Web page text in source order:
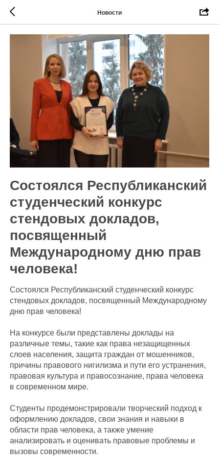
Новости
Состоялся Республиканский
студенческий конкурс
стендовых докладов,
посвященный
Международному дню прав
человека!
Состоялся Республиканский студенческий конкурс
стендовых докладов, посвященный Международному
дню прав человека!
На конкурсе были представлены доклады на
различные темы, такие как права незащищенных
слоев населения, защита граждан от мошенников,
причины правового нигилизма и пути его устранения,
правовая культура и правосознание, права человека
в современном мире.
Студенты продемонстрировали творческий подход к
оформлению докладов, свои знания и навыки в
области прав человека, а также умение
анализировать и оценивать правовые проблемы и
вызовы современности.